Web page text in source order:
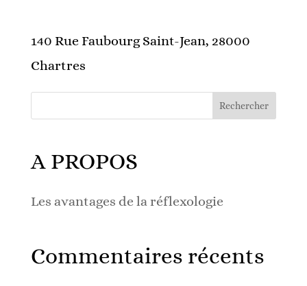
140 Rue Faubourg Saint-Jean, 28000
Chartres
A PROPOS
Les avantages de la réflexologie
Commentaires récents